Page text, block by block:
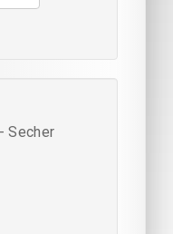
Secher